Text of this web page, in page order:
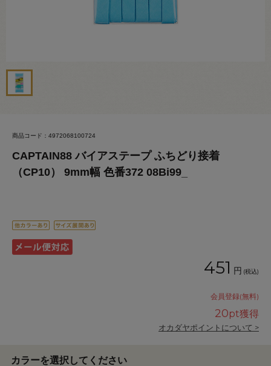
商品コード：4972068100724
CAPTAIN88 バイアステープ ふちどり接着
（CP10） 9mm幅 色番372 08Bi99_
451 円 (税込)
会員登録(無料)
20pt獲得
オカダヤポイントについて >
カラーを選択してください